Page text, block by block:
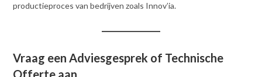
productieproces van bedrijven zoals Innov’ia.
Vraag een Adviesgesprek of Technische
Offerte aan